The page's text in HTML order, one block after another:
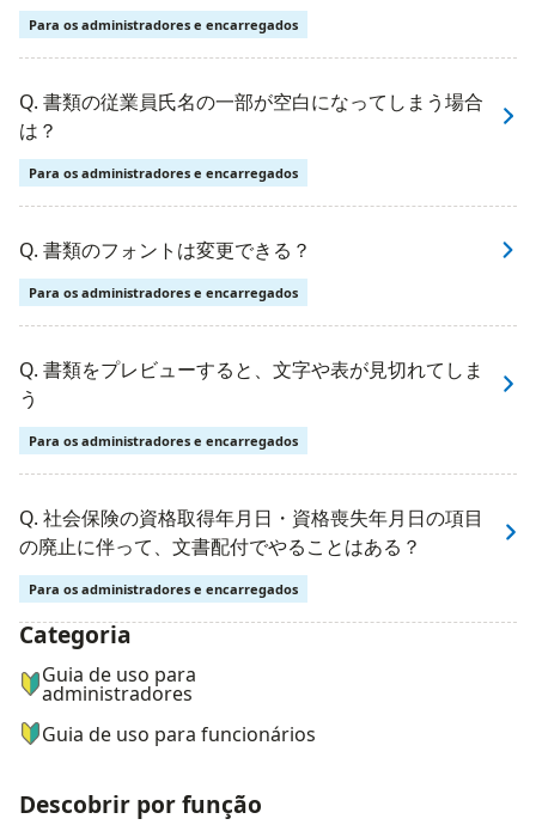
Para os administradores e encarregados
Q. 書類の従業員氏名の一部が空白になってしまう場合
は？
Para os administradores e encarregados
Q. 書類のフォントは変更できる？
Para os administradores e encarregados
Q. 書類をプレビューすると、文字や表が見切れてしま
う
Para os administradores e encarregados
Q. 社会保険の資格取得年月日・資格喪失年月日の項目
の廃止に伴って、文書配付でやることはある？
Para os administradores e encarregados
ナビゲーションメニュー
Categoria
Guia de uso para
administradores
Guia de uso para funcionários
Descobrir por função